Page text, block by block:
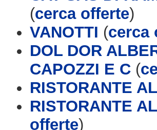
(cerca offerte)
VANOTTI (cerca
DOL DOR
CAPOZZI E C (
RISTORANTE
RISTORANTE
offerte)